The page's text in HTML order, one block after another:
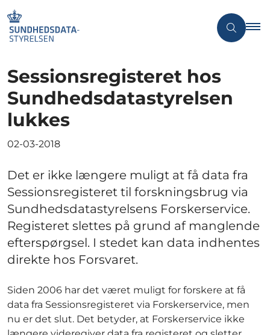
Sessionsregisteret hos
Sundhedsdatastyrelsen
lukkes
02-03-2018
Det er ikke længere muligt at få data fra
Sessionsregisteret til forskningsbrug via
Sundhedsdatastyrelsens Forskerservice.
Registeret slettes på grund af manglende
efterspørgsel. I stedet kan data indhentes
direkte hos Forsvaret.
Siden 2006 har det været muligt for forskere at få
data fra Sessionsregisteret via Forskerservice, men
nu er det slut. Det betyder, at Forskerservice ikke